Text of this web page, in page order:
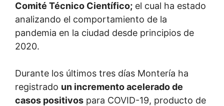
Comité Técnico Científico; el cual ha estado
analizando el comportamiento de la
pandemia en la ciudad desde principios de
2020.
Durante los últimos tres días Montería ha
registrado un incremento acelerado de
casos positivos para COVID-19, producto de